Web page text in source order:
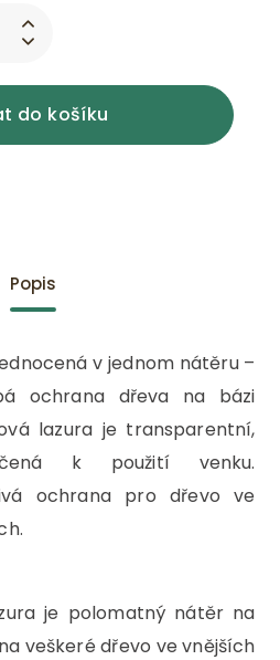
do košíku
Popis
v jednom nátěru –
ochrana dřeva na bázi
lazura je transparentní,
k použití venku.
ochrana pro dřevo ve
je polomatný nátěr na
veškeré dřevo ve vnějších